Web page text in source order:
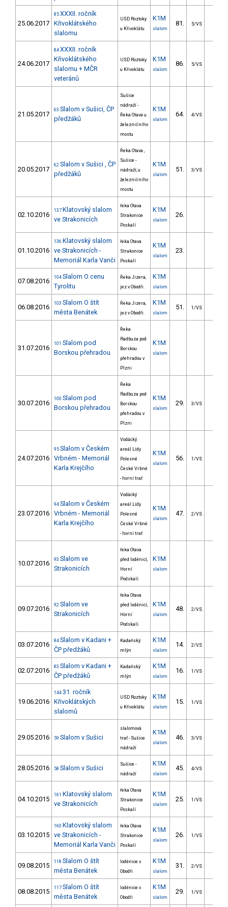
25.06.2017
85 XXXII. ročník
Křivoklátského
slalomu
USD Roztoky
u Křivoklátu
K1M
slalom
81. 5/VS
24.06.2017
84 XXXII. ročník
Křivoklátského
slalomu + MČR
veteránů
USD Roztoky
u Křivoklátu
K1M
slalom
86. 5/VS
21.05.2017
63 Slalom v Sušici, ČP
předžáků
Sušice
nádraží -
Řeka Otava u
železničního
mostu
K1M
slalom
64. 4/VS
20.05.2017
62 Slalom v Sušici , ČP
předžáků
Řeka Otava ,
Sušice -
nádraží, u
železničního
mostu
K1M
slalom
51. 3/VS
02.10.2016
137 Klatovský slalom
ve Strakonicích
řeka Otava
Strakonice
Poskalí
K1M
slalom
26.
01.10.2016
136 Klatovský slalom
ve Strakonicích -
Memoriál Karla Vanči
řeka Otava
Strakonice
Poskalí
K1M
slalom
23.
07.08.2016 104 Slalom O cenu
Tyrolitu
Řeka Jizera,
jez v Obodři.
K1M
slalom
06.08.2016 103 Slalom O štít
města Benátek
Řeka Jizera,
jez v Obodři.
K1M
slalom
51. 1/VS
31.07.2016
101 Slalom pod
Borskou přehradou
Řeka
Radbuza pod
Borskou
přehradou v
Plzni
K1M
slalom
30.07.2016
100 Slalom pod
Borskou přehradou
Řeka
Radbuza pod
Borskou
přehradou v
Plzni
K1M
slalom
29. 3/VS
24.07.2016
95 Slalom v Českém
Vrbném - Memoriál
Karla Krejčího
Vodácký
areál Lídy
Polesné
České Vrbné
- horní trať
K1M
slalom
56. 1/VS
23.07.2016
94 Slalom v Českém
Vrbném - Memoriál
Karla Krejčího
Vodácký
areál Lídy
Polesné
České Vrbné
- horní trať
K1M
slalom
47. 2/VS
10.07.2016 93 Slalom ve
Strakonicích
řeka Otava
před loděnicí,
Horní
Podskalí.
K1M
slalom
09.07.2016 92 Slalom ve
Strakonicích
řeka Otava
před loděnicí,
Horní
Podskalí.
K1M
slalom
48. 2/VS
03.07.2016 84 Slalom v Kadani +
ČP předžáků
Kadaňský
mlýn
K1M
slalom
14. 2/VS
02.07.2016 83 Slalom v Kadani +
ČP předžáků
Kadaňský
mlýn
K1M
slalom
16. 1/VS
19.06.2016
144 31. ročník
Křivoklátských
slalomů
USD Roztoky
u Křivoklátu
K1M
slalom
15. 1/VS
29.05.2016 59 Slalom v Sušici
slalomová
trať - Sušice
nádraží
K1M
slalom
46. 3/VS
28.05.2016 58 Slalom v Sušici
Sušice -
nádraží
K1M
slalom
45. 4/VS
04.10.2015
161 Klatovský slalom
ve Strakonicích
řeka Otava
Strakonice
Poskalí
K1M
slalom
25. 1/VS
03.10.2015
160 Klatovský slalom
ve Strakonicích -
Memoriál Karla Vanči
řeka Otava
Strakonice
Poskalí
K1M
slalom
26. 1/VS
09.08.2015 118 Slalom O štít
města Benátek
loděnice v
Obodři
K1M
slalom
31. 2/VS
08.08.2015 117 Slalom O štít
města Benátek
loděnice v
Obodři
K1M
slalom
29. 1/VS